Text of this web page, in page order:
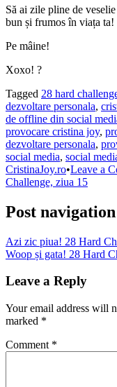
Să ai zile pline de
bun și frumos în viața ta!
Pe mâine!
Xoxo! ?
Tagged 28 hard
dezvoltare personala,
de offline din social
provocare cristina joy,
dezvoltare personala,
social media, social
CristinaJoy.ro•Leave a
Challenge, ziua 15
Post navigation
Azi zic piua! 28 Hard
Woop și gata! 28 Hard
Leave a Reply
Your email address will
marked *
Comment *